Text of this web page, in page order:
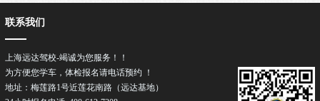
联系我们
上海远达驾校-竭诚为您服务！！
为方便您学车，体检报名请电话预约 ！
地址：梅莲路1号近莲花南路（远达基地）